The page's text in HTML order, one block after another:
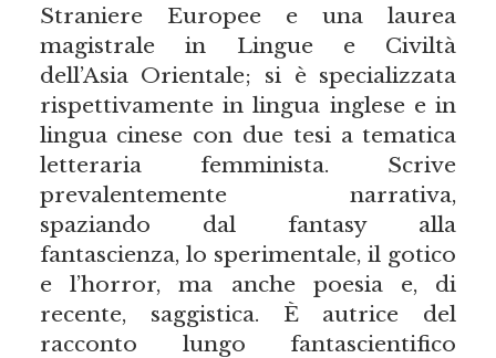
Straniere Europee e una laurea
magistrale in Lingue e Civiltà
dell’Asia Orientale; si è specializzata
rispettivamente in lingua inglese e in
lingua cinese con due tesi a tematica
letteraria femminista. Scrive
prevalentemente narrativa,
spaziando dal fantasy alla
fantascienza, lo sperimentale, il gotico
e l’horror, ma anche poesia e, di
recente, saggistica. È autrice del
racconto lungo fantascientifico